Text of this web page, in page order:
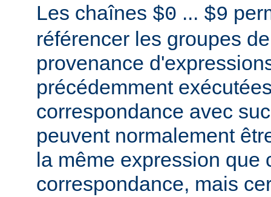
Les chaînes $0 ... $9
référencer les groupes
provenance
précédemment
correspondance avec
peuvent normalement
la même expression que
correspondance, mais